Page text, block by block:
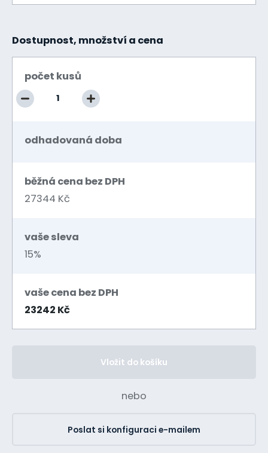
Dostupnost, množství a cena
počet kusů
odhadovaná doba
běžná cena bez DPH
27344 Kč
vaše sleva
15%
vaše cena bez DPH
23242 Kč
Vložit do košíku
nebo
Poslat si konfiguraci e-mailem